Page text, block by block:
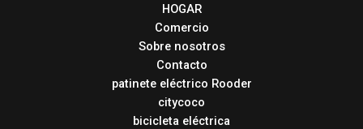
HOGAR
Comercio
Sobre nosotros
Contacto
patinete eléctrico Rooder
citycoco
bicicleta eléctrica